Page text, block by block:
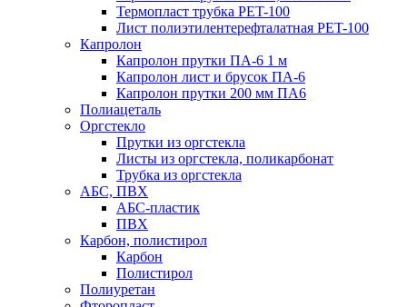
Термопласт трубка PET-100
Лист полиэтилентерефталатная PET-100
Капролон
Капролон прутки ПА-6 1 м
Капролон лист и брусок ПА-6
Капролон прутки 200 мм ПА6
Полиацеталь
Оргстекло
Прутки из оргстекла
Листы из оргстекла, поликарбонат
Трубка из оргстекла
АБС, ПВХ
АБС-пластик
ПВХ
Карбон, полистирол
Карбон
Полистирол
Полиуретан